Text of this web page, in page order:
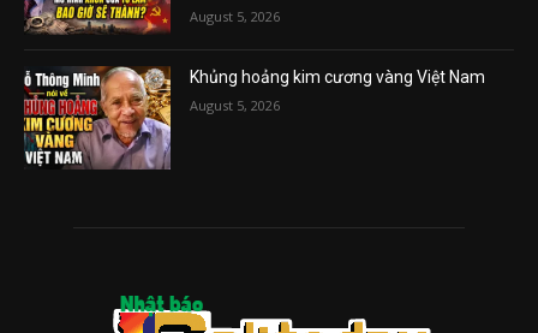
August 5, 2026
Khủng hoảng kim cương vàng Việt Nam
August 5, 2026